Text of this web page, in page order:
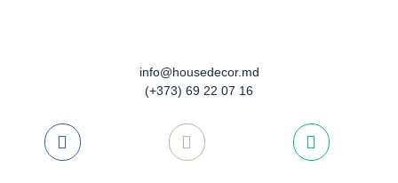
info@housedecor.md
(+373) 69 22 07 16